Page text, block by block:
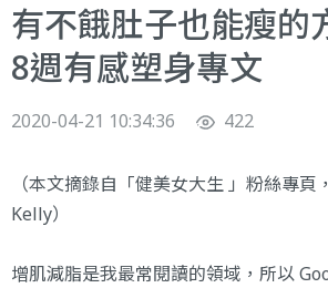
有不餓肚子也能瘦的
8週有感塑身專文
2020-04-21 10:34:36 422
（本文摘錄自「健美女大生」粉絲專頁
Kelly）
增肌減脂是我最常閱讀的領域，所以